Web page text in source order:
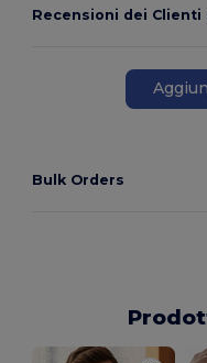
Recensioni dei
Bulk Orders